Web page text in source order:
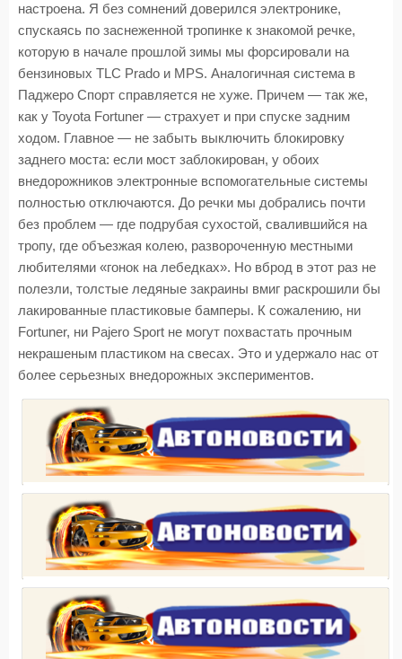
настроена. Я без сомнений доверился электронике,
спускаясь по заснеженной тропинке к знакомой речке,
которую в начале прошлой зимы мы форсировали на
бензиновых TLC Prado и MPS. Аналогичная система в
Паджеро Спорт справляется не хуже. Причем — так же,
как у Toyota Fortuner — страхует и при спуске задним
ходом. Главное — не забыть выключить блокировку
заднего моста: если мост заблокирован, у обоих
внедорожников электронные вспомогательные системы
полностью отключаются. До речки мы добрались почти
без проблем — где подрубая сухостой, свалившийся на
тропу, где объезжая колею, развороченную местными
любителями «гонок на лебедках». Но вброд в этот раз не
полезли, толстые ледяные закраины вмиг раскрошили бы
лакированные пластиковые бамперы. К сожалению, ни
Fortuner, ни Pajero Sport не могут похвастать прочным
некрашеным пластиком на свесах. Это и удержало нас от
более серьезных внедорожных экспериментов.